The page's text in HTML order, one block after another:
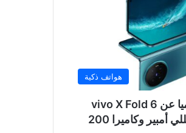
هواتف ذكية
فيفو تكشف رسميا عن vivo X Fold 6
ببطارية 7000 مللي أمبير وكاميرا 200